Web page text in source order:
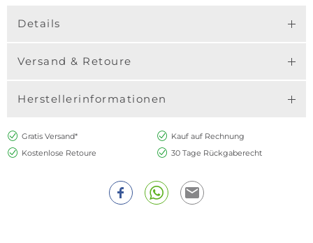
Details
Versand & Retoure
Herstellerinformationen
Gratis Versand*
Kauf auf Rechnung
Kostenlose Retoure
30 Tage Rückgaberecht